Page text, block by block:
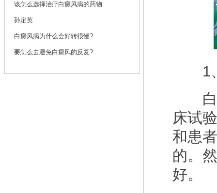
该怎么选择治疗白癜风病的药物...
孙定英...
白癜风病为什么会好转很慢?...
要怎么去避免白癜风的反复?...
1、
白癜
床试
和患
的。
好。